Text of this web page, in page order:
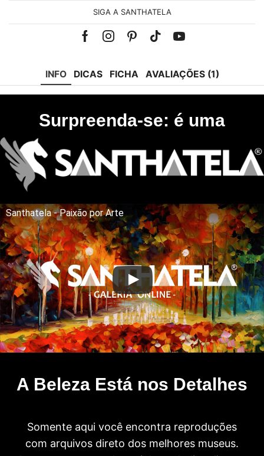
SIGA A SANTHATELA
FacebookInstagramPinterest
Tik-Youtube
INFO DICAS FICHA AVALIAÇÕES (1)
Surpreenda-se: é uma
Santhatela - Paixão por Arte
A Beleza Está nos Detalhes
Somente aqui você encontra reproduções
com arquivos direto dos melhores museus.